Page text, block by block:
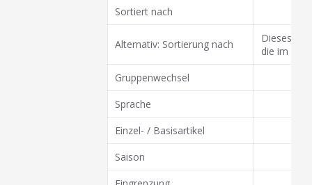
Sortiert nach
Alternativ: Sortierung nach
Dieses
die im
Gruppenwechsel
Sprache
Einzel- / Basisartikel
Saison